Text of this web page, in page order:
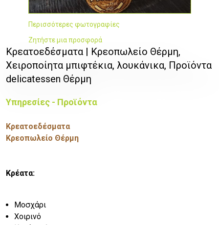
Περισσότερες φωτογραφίες
Ζητήστε μια προσφορά
Κρεατοεδέσματα | Κρεοπωλείο Θέρμη,
Χειροποίητα μπιφτέκια, λουκάνικα, Προϊόντα
delicatessen Θέρμη
Υπηρεσίες - Προϊόντα
Κρεατοεδέσματα
Κρεοπωλείο Θέρμη
Κρέατα:
Μοσχάρι
Χοιρινό